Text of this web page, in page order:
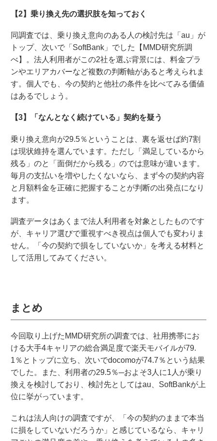
【2】乗り換え先の選択肢を知っておく
同調査では、乗り換え意向のある人の検討先は「au」が
トップ、次いで「SoftBank」でした【MMD研究所調
べ】。法人利用者がこの2社を選ぶ背景には、料金プラ
ンやエリアカバーなど複数の判断軸があると考えられま
す。個人でも、今の契約と他社の条件を比べてみる価値
はあるでしょう。
【3】「なんとなく続けている」契約を疑う
乗り換え意向が29.5％ということは、裏を返せば約7割
は現状維持を選んでいます。ただし「満足しているから
残る」のと「面倒だから残る」のでは意味が違います。
毎月の支払いを増やしたくないなら、まず今の契約内容
と月額料金を正確に把握することが判断の出発点になり
ます。
調査データはあくまで法人利用者を対象としたものです
が、キャリア選びで重視すべき視点は個人でも変わりま
せん。「今の契約で損をしていないか」を考える材料と
して活用してみてください。
まとめ
今回取り上げたMMD研究所の調査では、社用携帯にお
ける大手4キャリアの総合満足度で楽天モバイルが79.
1％とトップに立ち、次いでdocomoが74.7％という結果
でした。また、利用者の29.5％─およそ3人に1人が乗り
換えを検討しており、検討先としてはau、SoftBankが上
位に挙がっています。
これは法人向けの調査ですが、「今の契約のままで本当
に損をしていないだろうか」と感じているなら、キャリ